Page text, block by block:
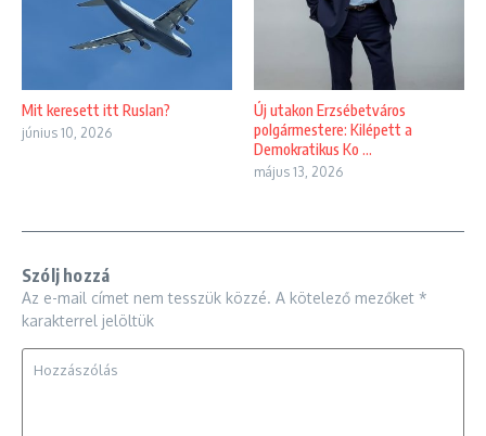
Mit keresett itt Ruslan?
június 10, 2026
Új utakon Erzsébetváros
polgármestere: Kilépett a
Demokratikus Ko ...
május 13, 2026
Szólj hozzá
Az e-mail címet nem tesszük közzé. A kötelező mezőket *
karakterrel jelöltük